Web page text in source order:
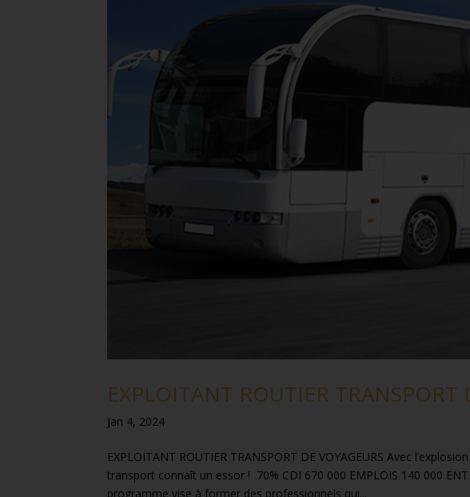
EXPLOITANT ROUTIER TRANSPORT
Jan 4, 2024
EXPLOITANT ROUTIER TRANSPORT DE VOYAGEURS Avec
transport connaît un essor ! 70% CDI 670 000 EMPLOIS 140 000
programme vise à former des professionnels qui...